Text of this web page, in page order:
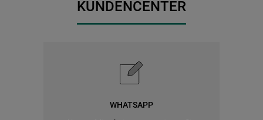
KUNDENCENTER
WHATSAPP